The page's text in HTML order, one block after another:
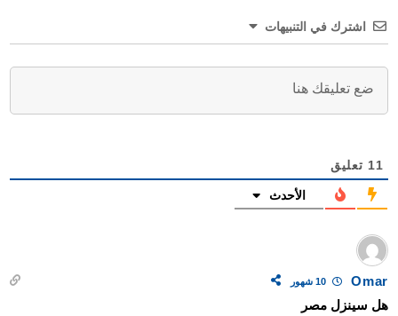
اشترك في التنبيهات
11 تعليق
الأحدث
Omar
هل سينزل مصر